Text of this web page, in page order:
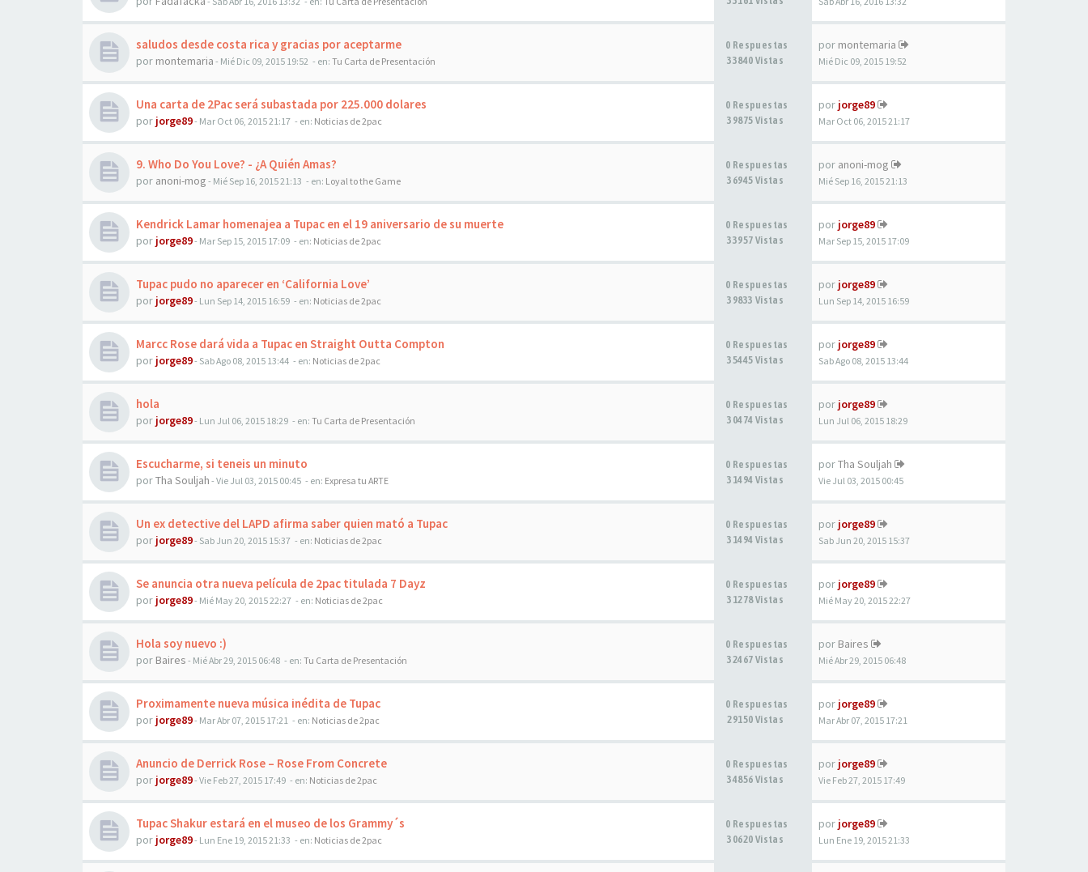
saludos desde costa rica y gracias por aceptarme
por montemaria - Mié Dic 09, 2015 19:52 - en: Tu Carta de Presentación
0 Respuestas
33840 Vistas
por montemaria
Mié Dic 09, 2015 19:52
Una carta de 2Pac será subastada por 225.000 dolares
por jorge89- Mar Oct 06, 2015 21:17 - en: Noticias de 2pac
0 Respuestas
39875 Vistas
por jorge89
Mar Oct 06, 2015 21:17
9. Who Do You Love? - ¿A Quién Amas?
por anoni-mog - Mié Sep 16, 2015 21:13 - en: Loyal to the Game
0 Respuestas
36945 Vistas
por anoni-mog
Mié Sep 16, 2015 21:13
Kendrick Lamar homenajea a Tupac en el 19 aniversario de su muerte
por jorge89- Mar Sep 15, 2015 17:09 - en: Noticias de 2pac
0 Respuestas
33957 Vistas
por jorge89
Mar Sep 15, 2015 17:09
Tupac pudo no aparecer en ‘California Love’
por jorge89- Lun Sep 14, 2015 16:59 - en: Noticias de 2pac
0 Respuestas
39833 Vistas
por jorge89
Lun Sep 14, 2015 16:59
Marcc Rose dará vida a Tupac en Straight Outta Compton
por jorge89- Sab Ago 08, 2015 13:44 - en: Noticias de 2pac
0 Respuestas
35445 Vistas
por jorge89
Sab Ago 08, 2015 13:44
hola
por jorge89- Lun Jul 06, 2015 18:29 - en: Tu Carta de Presentación
0 Respuestas
30474 Vistas
por jorge89
Lun Jul 06, 2015 18:29
Escucharme, si teneis un minuto
porTha Souljah - Vie Jul 03, 2015 00:45 - en: Expresa tu ARTE
0 Respuestas
31494 Vistas
porTha Souljah
Vie Jul 03, 2015 00:45
Un ex detective del LAPD afirma saber quien mató a Tupac
por jorge89- Sab Jun 20, 2015 15:37 - en: Noticias de 2pac
0 Respuestas
31494 Vistas
por jorge89
Sab Jun 20, 2015 15:37
Se anuncia otra nueva película de 2pac titulada 7 Dayz
por jorge89- Mié May 20, 2015 22:27 - en: Noticias de 2pac
0 Respuestas
31278 Vistas
por jorge89
Mié May 20, 2015 22:27
Hola soy nuevo :)
por Baires - Mié Abr 29, 2015 06:48 - en: Tu Carta de Presentación
0 Respuestas
32467 Vistas
por Baires
Mié Abr 29, 2015 06:48
Proximamente nueva música inédita de Tupac
por jorge89- Mar Abr 07, 2015 17:21 - en: Noticias de 2pac
0 Respuestas
29150 Vistas
por jorge89
Mar Abr 07, 2015 17:21
Anuncio de Derrick Rose – Rose From Concrete
por jorge89- Vie Feb 27, 2015 17:49 - en: Noticias de 2pac
0 Respuestas
34856 Vistas
por jorge89
Vie Feb 27, 2015 17:49
Tupac Shakur estará en el museo de los Grammy´s
por jorge89- Lun Ene 19, 2015 21:33 - en: Noticias de 2pac
0 Respuestas
30620 Vistas
por jorge89
Lun Ene 19, 2015 21:33